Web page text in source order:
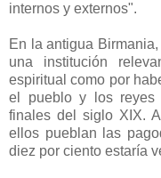
internos y externos".
En la antigua
una institución
espiritual como por
el pueblo y los reyes
finales del siglo XIX.
ellos pueblan las
diez por ciento estaría